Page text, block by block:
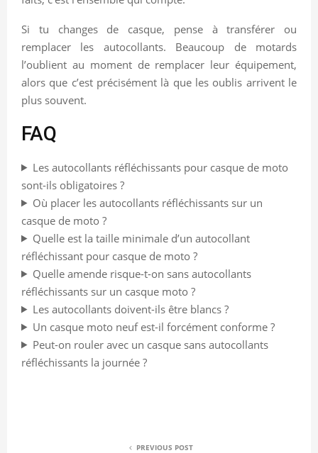
Si tu changes de casque, pense à transférer ou
remplacer les autocollants. Beaucoup de motards
l’oublient au moment de remplacer leur équipement,
alors que c’est précisément là que les oublis arrivent le
plus souvent.
FAQ
Les autocollants réfléchissants pour casque de moto
sont-ils obligatoires ?
Où placer les autocollants réfléchissants sur un
casque de moto ?
Quelle est la taille minimale d’un autocollant
réfléchissant pour casque de moto ?
Quelle amende risque-t-on sans autocollants
réfléchissants sur un casque moto ?
Les autocollants doivent-ils être blancs ?
Un casque moto neuf est-il forcément conforme ?
Peut-on rouler avec un casque sans autocollants
réfléchissants la journée ?
PREVIOUS POST